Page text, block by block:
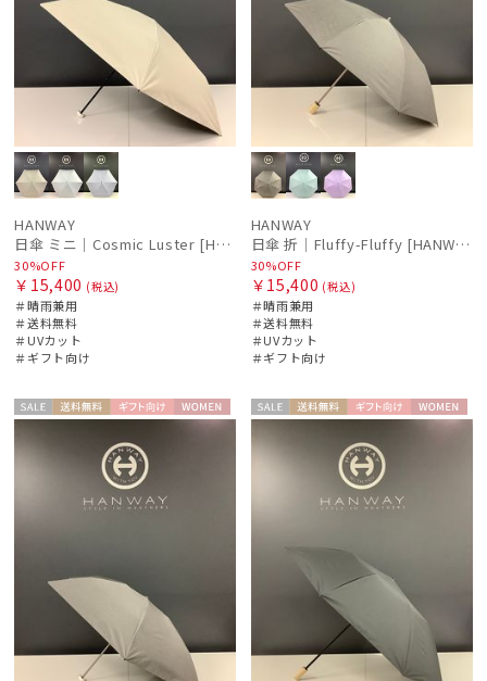
件
HANWAY
日傘 ミニ｜Cosmic Luster [HANWAY]
30%OFF
￥15,400 (税込)
＃晴雨兼用
＃送料無料
＃UVカット
＃ギフト向け
HANWAY
日傘 折｜Fluffy-Fluffy [HANWAY]
30%OFF
￥15,400 (税込)
＃晴雨兼用
＃送料無料
＃UVカット
＃ギフト向け
セー
ル
送料無 ギフト
向け
WOME
セー
ル
送料無 ギフト
向け
WOME